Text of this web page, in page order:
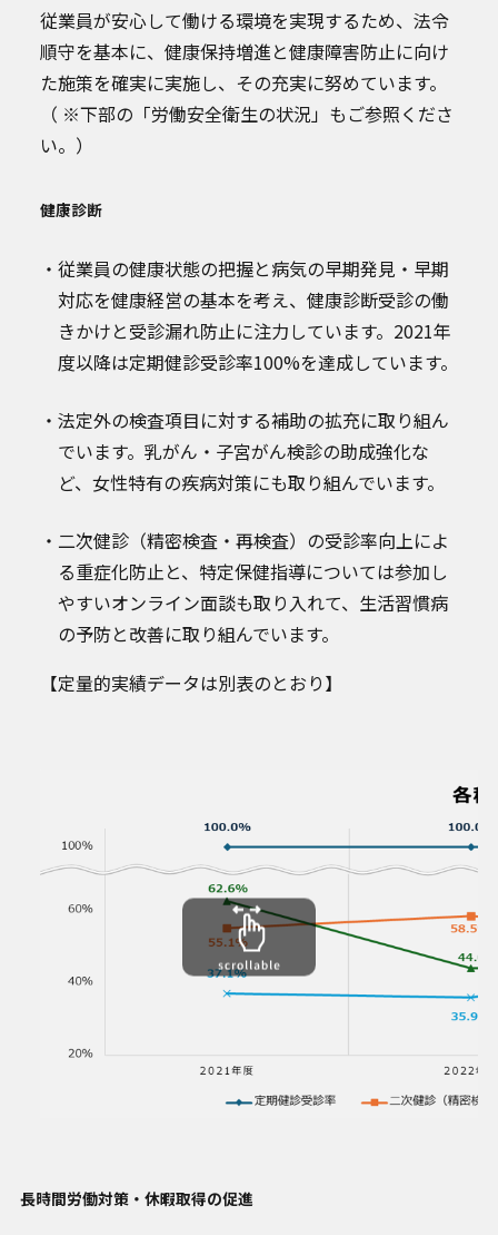
従業員が安心して働ける環境を実現するため、法令
順守を基本に、健康保持増進と健康障害防止に向け
た施策を確実に実施し、その充実に努めています。
（ ※下部の「労働安全衛生の状況」もご参照くださ
い。）
健康診断
従業員の健康状態の把握と病気の早期発見・早期
対応を健康経営の基本を考え、健康診断受診の働
きかけと受診漏れ防止に注力しています。2021年
度以降は定期健診受診率100%を達成しています。
法定外の検査項目に対する補助の拡充に取り組ん
でいます。乳がん・子宮がん検診の助成強化な
ど、女性特有の疾病対策にも取り組んでいます。
二次健診（精密検査・再検査）の受診率向上によ
る重症化防止と、特定保健指導については参加し
やすいオンライン面談も取り入れて、生活習慣病
の予防と改善に取り組んでいます。
【定量的実績データは別表のとおり】
長時間労働対策・休暇取得の促進